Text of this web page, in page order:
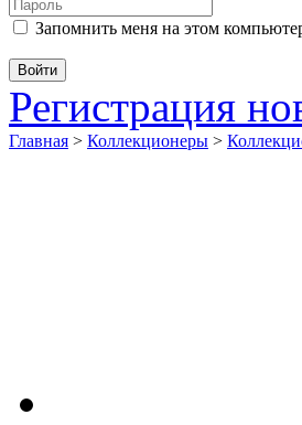
Запомнить меня на этом
Регистрация
Главная > Коллекционеры >